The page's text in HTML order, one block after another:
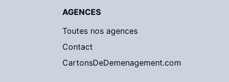
AGENCES
Toutes nos agences
Contact
CartonsDeDemenagement.com